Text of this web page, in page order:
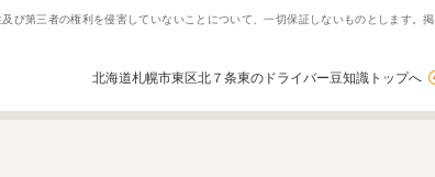
び第三者の権利を侵害していないことについて、一切保証しないものとします。掲
北海道札幌市東区北７条東のドライバー豆知識トップへ